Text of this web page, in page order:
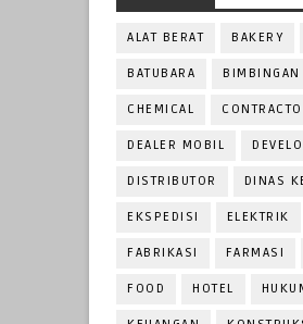
ALAT BERAT BAKERY
BATUBARA BIMBINGAN
CHEMICAL
DEALER MOBIL
DISTRIBUTOR DINAS
EKSPEDISI ELEKTRIK
FABRIKASI FARMASI
FOOD HOTEL